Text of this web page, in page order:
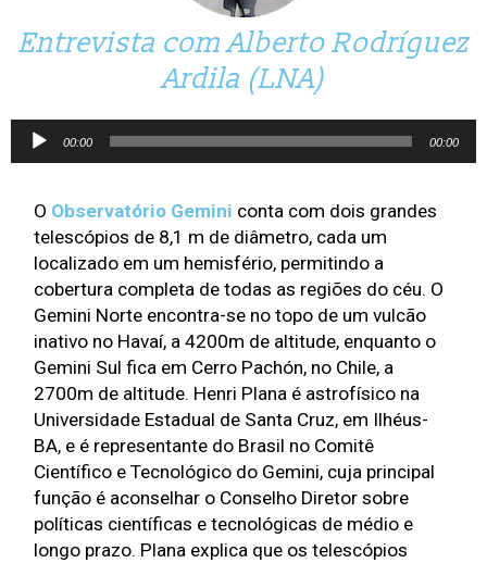
Entrevista com Alberto Rodríguez
Ardila (LNA)
Audio
Player
00:00 00:00
O Observatório Gemini conta com dois grandes
telescópios de 8,1 m de diâmetro, cada um
localizado em um hemisfério, permitindo a
cobertura completa de todas as regiões do céu. O
Gemini Norte encontra-se no topo de um vulcão
inativo no Havaí, a 4200m de altitude, enquanto o
Gemini Sul fica em Cerro Pachón, no Chile, a
2700m de altitude. Henri Plana é astrofísico na
Universidade Estadual de Santa Cruz, em Ilhéus-
BA, e é representante do Brasil no Comitê
Científico e Tecnológico do Gemini, cuja principal
função é aconselhar o Conselho Diretor sobre
políticas científicas e tecnológicas de médio e
longo prazo. Plana explica que os telescópios